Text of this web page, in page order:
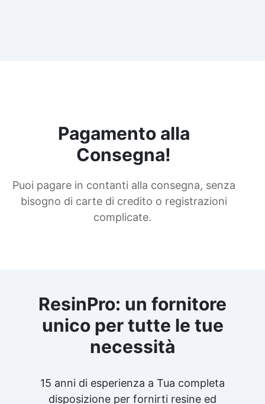
Pagamento alla
Consegna!
Puoi pagare in contanti alla consegna, senza
bisogno di carte di credito o registrazioni
complicate.
ResinPro: un fornitore
unico per tutte le tue
necessità
15 anni di esperienza a Tua completa
disposizione per fornirti resine ed